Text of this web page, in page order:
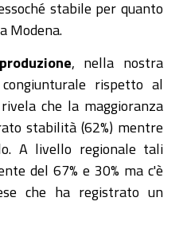
stabile per quanto
Modena.
produzione , nella nostra
rispetto al
che la maggioranza
stabilità (62%) mentre
A livello regionale tali
del 67% e 30% ma c'è
che ha registrato un